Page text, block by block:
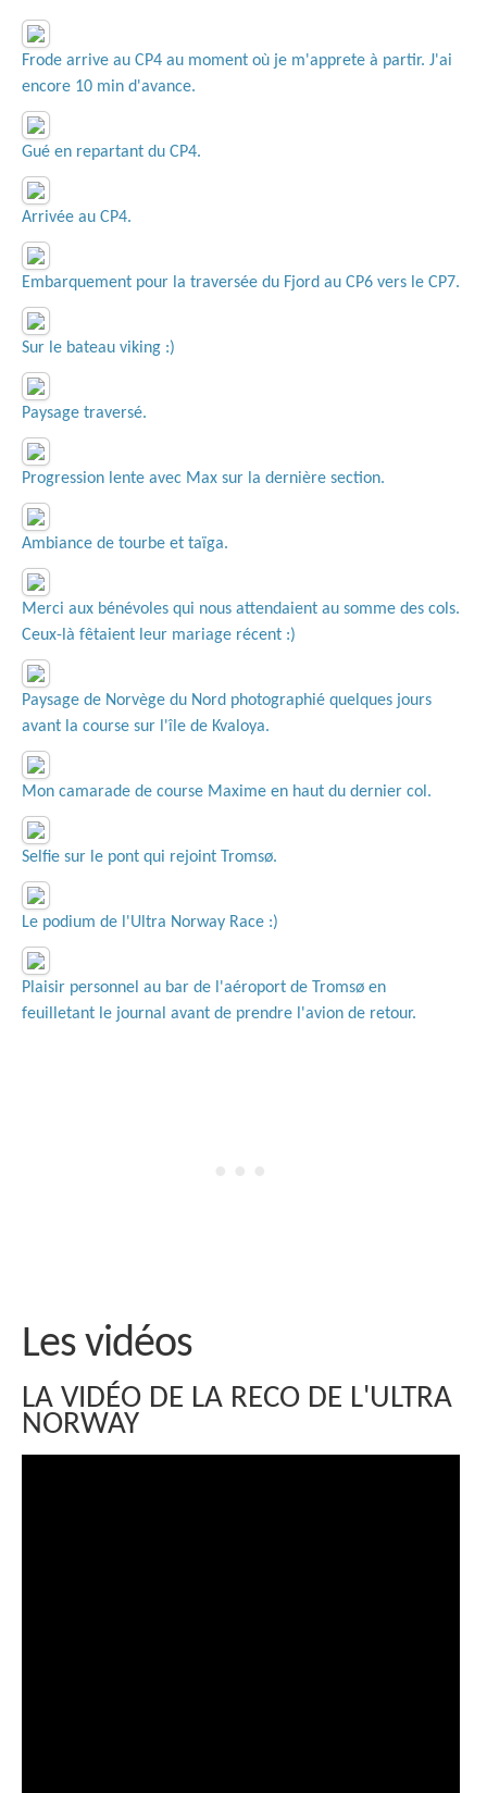
Frode arrive au CP4 au moment où je m'apprete à partir. J'ai
encore 10 min d'avance.
Gué en repartant du CP4.
Arrivée au CP4.
Embarquement pour la traversée du Fjord au CP6 vers le CP7.
Sur le bateau viking :)
Paysage traversé.
Progression lente avec Max sur la dernière section.
Ambiance de tourbe et taïga.
Merci aux bénévoles qui nous attendaient au somme des cols.
Ceux-là fêtaient leur mariage récent :)
Paysage de Norvège du Nord photographié quelques jours
avant la course sur l'île de Kvaloya.
Mon camarade de course Maxime en haut du dernier col.
Selfie sur le pont qui rejoint Tromsø.
Le podium de l'Ultra Norway Race :)
Plaisir personnel au bar de l'aéroport de Tromsø en
feuilletant le journal avant de prendre l'avion de retour.
Les vidéos
LA VIDÉO DE LA RECO DE L'ULTRA
NORWAY